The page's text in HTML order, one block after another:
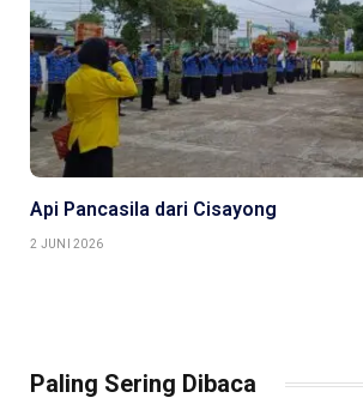
Api Pancasila dari Cisayong
2 JUNI 2026
Paling Sering Dibaca